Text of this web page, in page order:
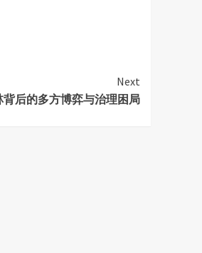
Next
后的多方博弈与治理困局